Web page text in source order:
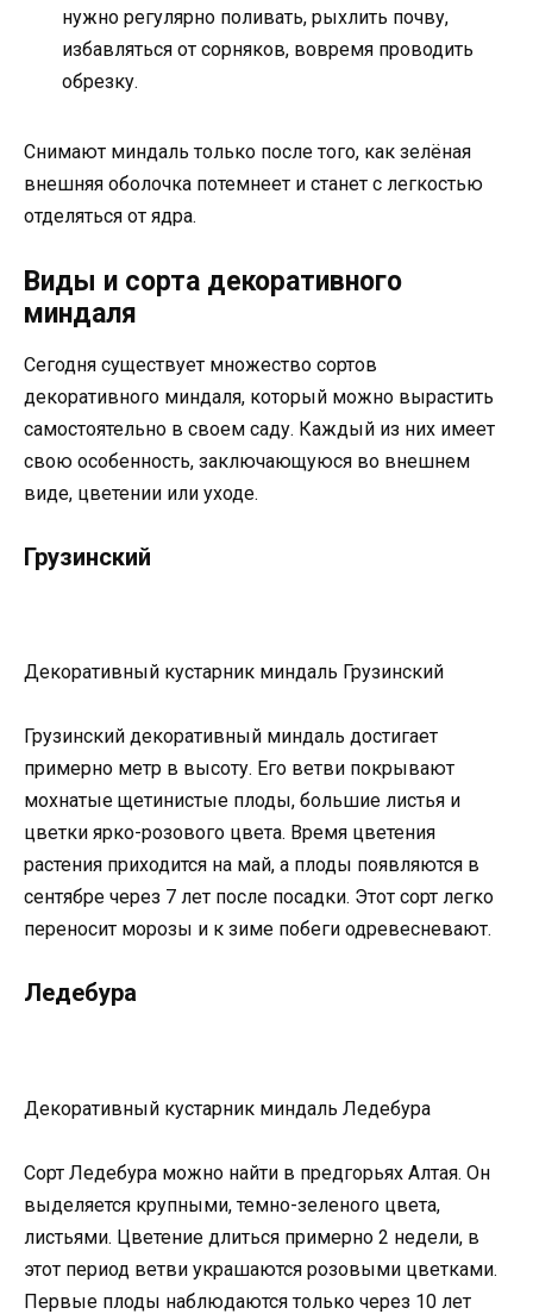
нужно регулярно поливать, рыхлить почву,
избавляться от сорняков, вовремя проводить
обрезку.
Снимают миндаль только после того, как зелёная
внешняя оболочка потемнеет и станет с легкостью
отделяться от ядра.
Виды и сорта декоративного
миндаля
Сегодня существует множество сортов
декоративного миндаля, который можно вырастить
самостоятельно в своем саду. Каждый из них имеет
свою особенность, заключающуюся во внешнем
виде, цветении или уходе.
Грузинский
Декоративный кустарник миндаль Грузинский
Грузинский декоративный миндаль достигает
примерно метр в высоту. Его ветви покрывают
мохнатые щетинистые плоды, большие листья и
цветки ярко-розового цвета. Время цветения
растения приходится на май, а плоды появляются в
сентябре через 7 лет после посадки. Этот сорт легко
переносит морозы и к зиме побеги одревесневают.
Ледебура
Декоративный кустарник миндаль Ледебура
Сорт Ледебура можно найти в предгорьях Алтая. Он
выделяется крупными, темно-зеленого цвета,
листьями. Цветение длиться примерно 2 недели, в
этот период ветви украшаются розовыми цветками.
Первые плоды наблюдаются только через 10 лет